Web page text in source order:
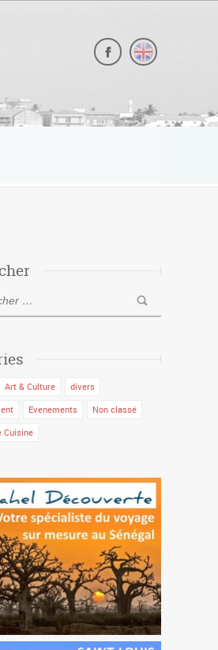
Art & Culture
divers
Evenements
Non classé
Cuisine